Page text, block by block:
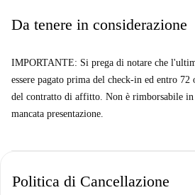
Da tenere in considerazione
IMPORTANTE: Si prega di notare che
essere pagato prima del check-in ed entro
del contratto di affitto. Non è rimborsabile in
mancata presentazione.
Politica di Cancellazione